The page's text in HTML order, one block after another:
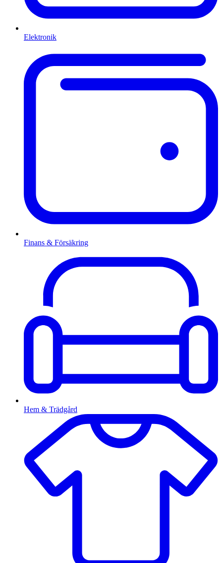
Elektronik
Finans & Försäkring
Hem & Trädgård